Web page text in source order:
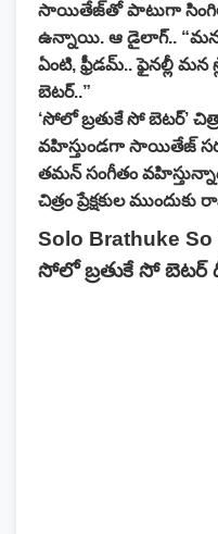
సాయితేజ్‌తో పాటుగా సింగిల్‌
ఉన్నాయి. ఆ డైలాగ్..
ఏంటి, ఫ్రీడమ్‌.. ఫైనల్లీ మన
బెటర్‌..”
‘సోలో బ్రతుకే సో బెటర్‌’
వహిస్తుండగా సాయితేజ్‌
తమన్ సంగీతం
చిత్రం ప్రేక్షకుల ముందుకు
Solo Brathuke So
సోలో బ్రతుకే సో